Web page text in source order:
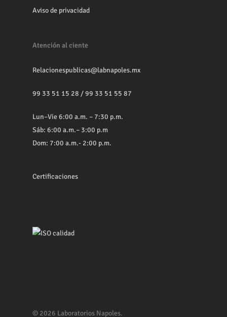
Aviso de privacidad
Atención al ciente
Relacionespublicas@labnapoles.mx
99 33 51 15 28 /99 33 51 55 87
Lun–Vie 6:00 a.m. – 7:30 p.m.
Sáb: 6:00 a.m.– 3:00 p.m
Dom: 7:00 a.m.- 2:00 p.m.
Certificaciones
© 2026 Laboratorios Napoles.